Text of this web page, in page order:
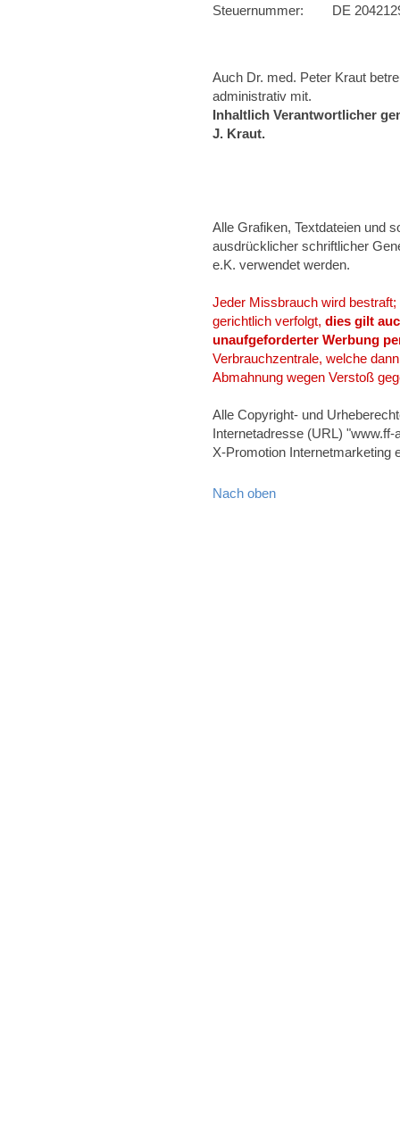
Steuernummer: DE
Auch Dr. med. Peter Kraut
administrativ mit.
Inhaltlich Verantwortlicher
J. Kraut.
Alle Grafiken, Textdateien und
ausdrücklicher schriftlicher
e.K. verwendet werden.
Jeder Missbrauch wird
gerichtlich verfolgt, dies gilt
unaufgeforderter Werbung
Verbrauchzentrale, welche
Abmahnung wegen Verstoß
Alle Copyright- und
Internetadresse (URL)
X-Promotion Internetmarketing
Nach oben